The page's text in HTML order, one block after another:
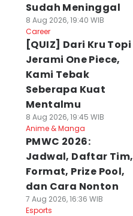
Sudah Meninggal
8 Aug 2026, 19:40 WIB
Career
[QUIZ] Dari Kru Topi
Jerami One Piece,
Kami Tebak
Seberapa Kuat
Mentalmu
8 Aug 2026, 19:45 WIB
Anime & Manga
PMWC 2026:
Jadwal, Daftar Tim,
Format, Prize Pool,
dan Cara Nonton
7 Aug 2026, 16:36 WIB
Esports